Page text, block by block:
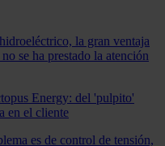
la gran ventaja
se ha prestado la atención
Energy: del 'pulpito'
en el cliente
es de control de tensión,